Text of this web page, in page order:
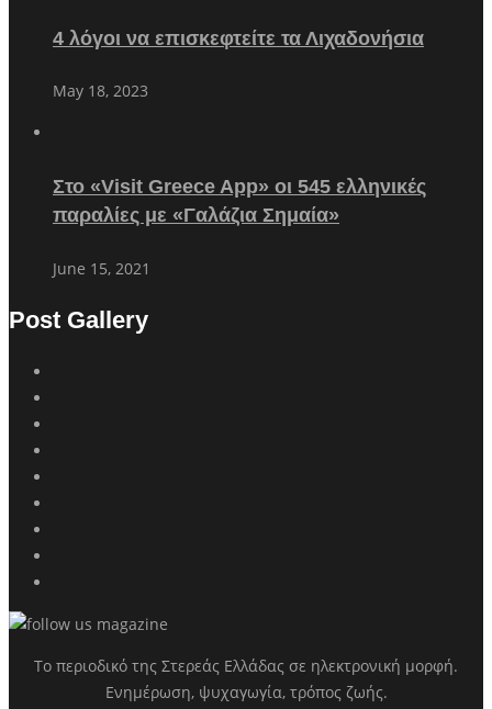
4 λόγοι να επισκεφτείτε τα Λιχαδονήσια
May 18, 2023
Στο «Visit Greece App» οι 545 ελληνικές
παραλίες με «Γαλάζια Σημαία»
June 15, 2021
Post Gallery
Το περιοδικό της Στερεάς Ελλάδας σε ηλεκτρονική μορφή.
Ενημέρωση, ψυχαγωγία, τρόπος ζωής.